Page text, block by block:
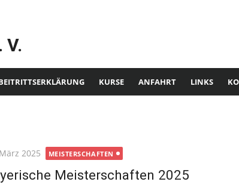
V.
KURSE ANFAHRT LINKS
2025 MEISTERSCHAFTEN
Meisterschaften 2025